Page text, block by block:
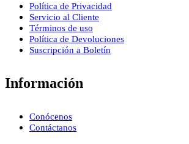
Política de Privacidad
Servicio al Cliente
Términos de uso
Política de Devoluciones
Suscripción a Boletín
Información
Conócenos
Contáctanos